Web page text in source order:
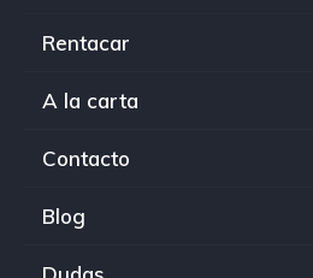
Rentacar
A la carta
Contacto
Blog